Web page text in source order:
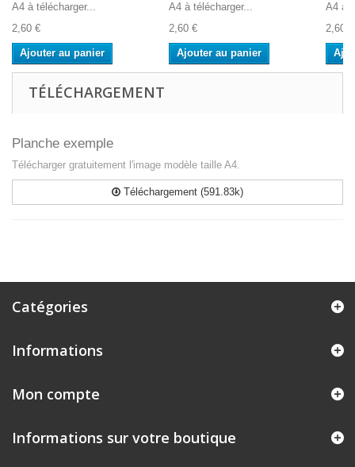
A4 à télécharger...
2,60 €
Ajouter au panier
A4 à télécharger...
2,60 €
Ajouter au panier
A4 à
2,60 €
TÉLÉCHARGEMENT
Planche exemple
Télécharger gratuitement l'image modèle taille A4.
Téléchargement (591.83k)
Catégories
Informations
Mon compte
Informations sur votre boutique